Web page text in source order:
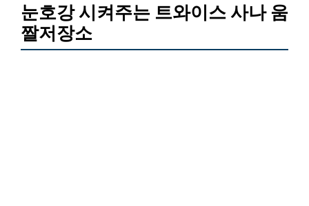
눈호강 시켜주는 트와이스 사나 움
짤저장소